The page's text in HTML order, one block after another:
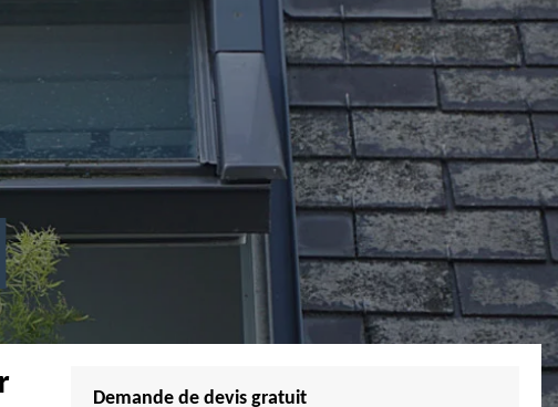
Demande de devis gratuit